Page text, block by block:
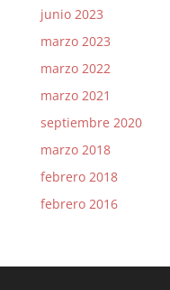
junio 2023
marzo 2023
marzo 2022
marzo 2021
septiembre 2020
marzo 2018
febrero 2018
febrero 2016